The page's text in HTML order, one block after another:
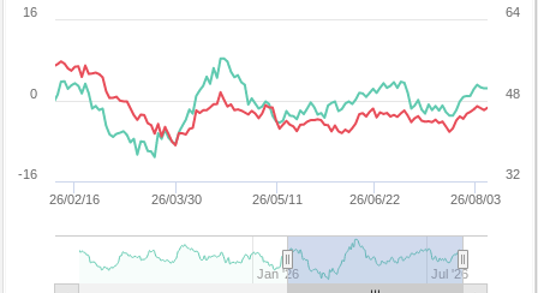
26/08/03
26/02/16 26/03/30 26/05/11 26/06/22
Jan '26 Jul '26
-16
0
16
48
32
64